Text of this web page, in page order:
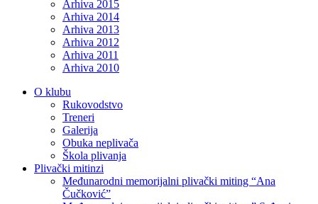
Arhiva 2015
Arhiva 2014
Arhiva 2013
Arhiva 2012
Arhiva 2011
Arhiva 2010
O klubu
Rukovodstvo
Treneri
Galerija
Obuka neplivača
Škola plivanja
Plivački mitinzi
Međunarodni memorijalni plivački miting “Ana
Čučković”